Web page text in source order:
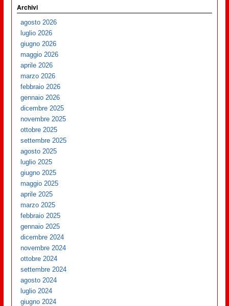
Archivi
agosto 2026
luglio 2026
giugno 2026
maggio 2026
aprile 2026
marzo 2026
febbraio 2026
gennaio 2026
dicembre 2025
novembre 2025
ottobre 2025
settembre 2025
agosto 2025
luglio 2025
giugno 2025
maggio 2025
aprile 2025
marzo 2025
febbraio 2025
gennaio 2025
dicembre 2024
novembre 2024
ottobre 2024
settembre 2024
agosto 2024
luglio 2024
giugno 2024